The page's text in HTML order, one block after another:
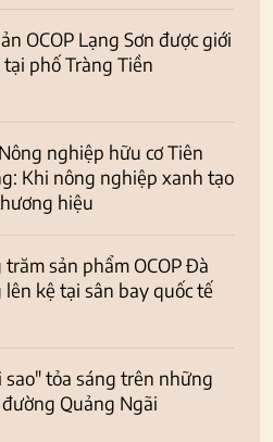
OCOP Lạng Sơn được giới
phố Tràng Tiền
nghiệp hữu cơ Tiên
Khi nông nghiệp xanh tạo
hiệu
trăm sản phẩm OCOP Đà
lên kệ tại sân bay quốc tế
sao" tỏa sáng trên những
Quảng Ngãi